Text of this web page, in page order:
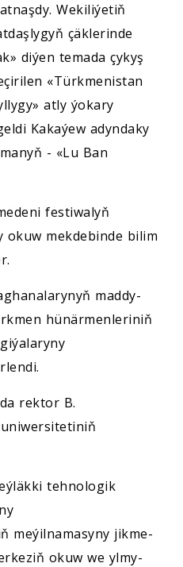
Wekiliýetiň
çäklerinde
diýen temada çykyş
«Türkmenistan
atly ýokary
Kakaýew adyndaky
- «Lu Ban
festiwalyň
okuw mekdebinde bilim
maddy-
hünärmenleriniň
rektor B.
tehnologik
meýilnamasyny jikme-
okuw we ylmy-